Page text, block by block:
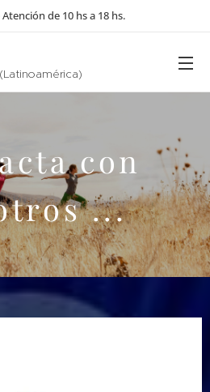
de 10 hs a 18 hs.
con
...